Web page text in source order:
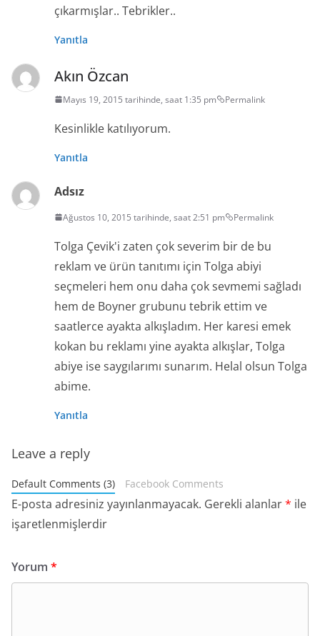
çıkarmışlar.. Tebrikler..
Yanıtla
Akın Özcan
Mayıs 19, 2015 tarihinde, saat 1:35 pm Permalink
Kesinlikle katılıyorum.
Yanıtla
Adsız
Ağustos 10, 2015 tarihinde, saat 2:51 pm Permalink
Tolga Çevik'i zaten çok severim bir de bu
reklam ve ürün tanıtımı için Tolga abiyi
seçmeleri hem onu daha çok sevmemi sağladı
hem de Boyner grubunu tebrik ettim ve
saatlerce ayakta alkışladım. Her karesi emek
kokan bu reklamı yine ayakta alkışlar, Tolga
abiye ise saygılarımı sunarım. Helal olsun Tolga
abime.
Yanıtla
Leave a reply
Default Comments (3) Facebook Comments
E-posta adresiniz yayınlanmayacak. Gerekli alanlar* ile
işaretlenmişlerdir
Yorum *